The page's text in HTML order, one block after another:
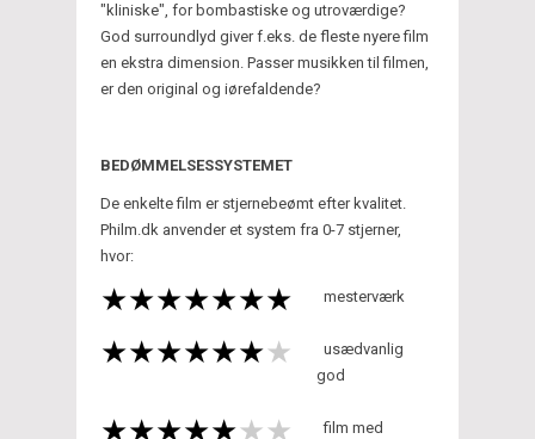
"kliniske", for bombastiske og utroværdige?
God surroundlyd giver f.eks. de fleste nyere film
en ekstra dimension. Passer musikken til filmen,
er den original og iørefaldende?
BEDØMMELSESSYSTEMET
De enkelte film er stjernebeømt efter kvalitet.
Philm.dk anvender et system fra 0-7 stjerner,
hvor:
mesterværk
usædvanlig
god
film med